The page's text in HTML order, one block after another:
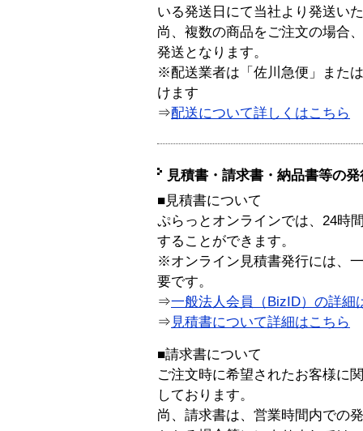
いる発送日にて当社より発送い
尚、複数の商品をご注文の場合
発送となります。
※配送業者は「佐川急便」また
けます
⇒配送について詳しくはこちら
見積書・請求書・納品書等の
■見積書について
ぷらっとオンラインでは、24時
することができます。
※オンライン見積書発行には、
要です。
⇒一般法人会員（BizID）の詳細
⇒ 見積書について詳細はこちら
■請求書について
ご注文時に希望されたお客様に
しております。
尚、請求書は、営業時間内での